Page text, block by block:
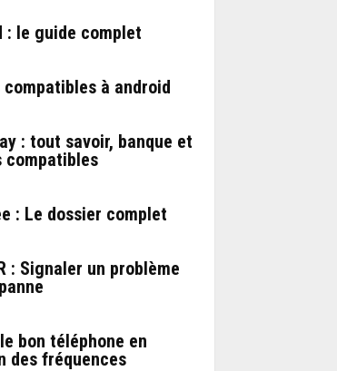
: le guide complet
compatibles à android
: tout savoir, banque et
compatibles
: Le dossier complet
: Signaler un problème
bon téléphone en
des fréquences